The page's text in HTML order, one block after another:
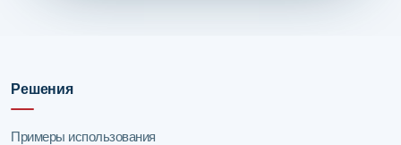
Решения
Примеры использования